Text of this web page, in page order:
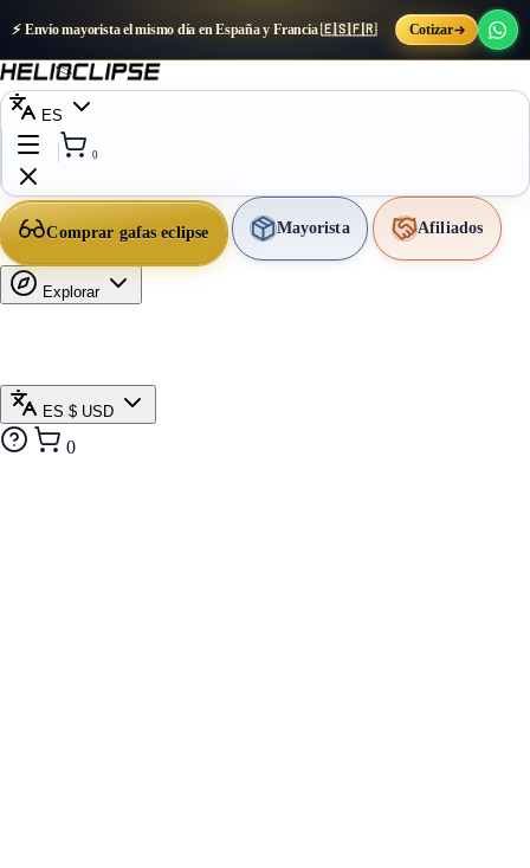
⚡ Envío mayorista el mismo día en España y Francia 🇪🇸🇫🇷 Cotizar
ES
0
Comprar gafas eclipse Mayorista Afiliados
Explorar
ES $ USD
0